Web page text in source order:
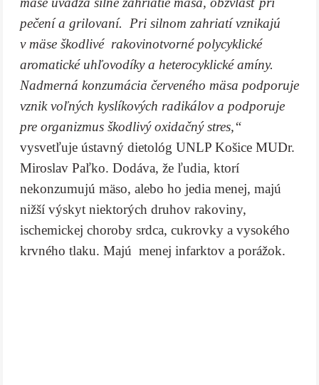
pečení a grilovaní. Pri silnom zahriatí vznikajú
v mäse škodlivé rakovinotvorné polycyklické
aromatické uhľovodíky a heterocyklické amíny.
Nadmerná konzumácia červeného mäsa podporuje
vznik voľných kyslíkových radikálov a podporuje
pre organizmus škodlivý oxidačný stres,“
vysvetľuje ústavný dietológ UNLP Košice MUDr.
Miroslav Paľko. Dodáva, že ľudia, ktorí
nekonzumujú mäso, alebo ho jedia menej, majú
nižší výskyt niektorých druhov rakoviny,
ischemickej choroby srdca, cukrovky a vysokého
krvného tlaku. Majú menej infarktov a porážok.